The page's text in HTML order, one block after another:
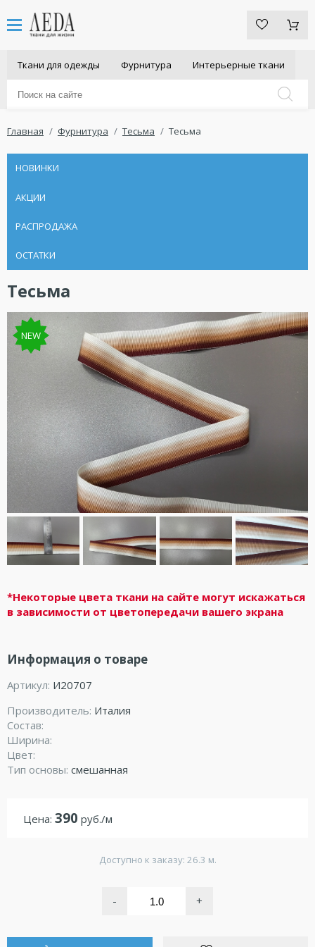
Ткани для одежды Фурнитура Интерьерные ткани
Главная Фурнитура Тесьма Тесьма
НОВИНКИ
АКЦИИ
РАСПРОДАЖА
ОСТАТКИ
Тесьма
NEW
*Некоторые цвета ткани на сайте могут искажаться
в зависимости от цветопередачи вашего экрана
Информация о товаре
Артикул: И20707
Производитель: Италия
Состав:
Ширина:
Цвет:
Тип основы: смешанная
Цена: 390 руб./м
Доступно к заказу: 26.3 м.
- +